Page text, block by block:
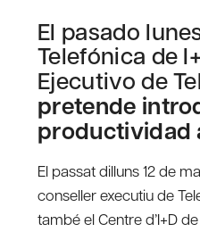
El pasado
Telefónica de
Ejecutivo de
pretende
productividad
El passat dilluns 12 de
conseller executiu de
també el Centre d’I+D